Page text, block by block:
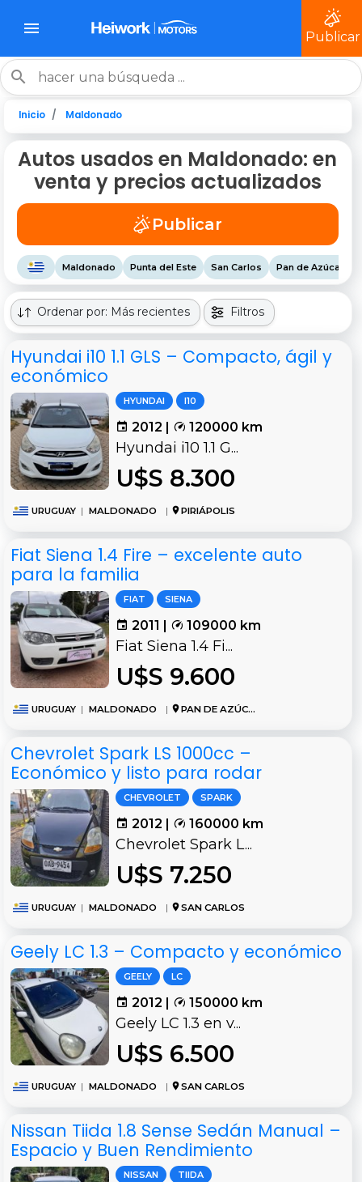
Publicar
Inicio Maldonado
Autos usados en Maldonado: en
venta y precios actualizados
Publicar
Maldonado Punta del Este San Carlos Pan de Azúcar
Ordenar por: Más recientes Filtros
Hyundai i10 1.1 GLS – Compacto, ágil y
económico
HYUNDAI I10
2012 | 120000 km
Hyundai i10 1.1 G...
U$S 8.300
URUGUAY | MALDONADO | PIRIÁPOLIS
Fiat Siena 1.4 Fire – excelente auto
para la familia
FIAT SIENA
2011 | 109000 km
Fiat Siena 1.4 Fi...
U$S 9.600
URUGUAY | MALDONADO | PAN DE AZÚCAR
Chevrolet Spark LS 1000cc –
Económico y listo para rodar
CHEVROLET SPARK
2012 | 160000 km
Chevrolet Spark L...
U$S 7.250
URUGUAY | MALDONADO | SAN CARLOS
Geely LC 1.3 – Compacto y económico
GEELY LC
2012 | 150000 km
Geely LC 1.3 en v...
U$S 6.500
URUGUAY | MALDONADO | SAN CARLOS
Nissan Tiida 1.8 Sense Sedán Manual –
Espacio y Buen Rendimiento
NISSAN TIIDA